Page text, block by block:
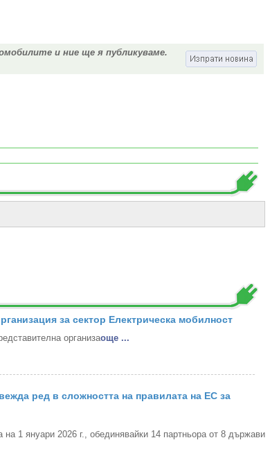
и ние ще я публикуваме.
за сектор Електрическа мобилност
организаoще ...
ред в сложността на правилата на ЕС за
на 1 януари 2026 г., обединявайки 14 партньора от 8 държави